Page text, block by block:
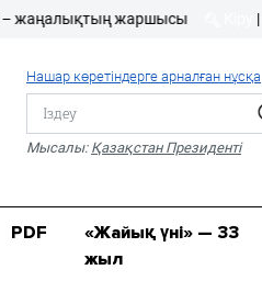
8
жаршысы! |
Нашар көретіндерге арналған нұсқа
Мысалы: Қазақстан Президенті
PDF
«Жайық үні» — 33
жыл